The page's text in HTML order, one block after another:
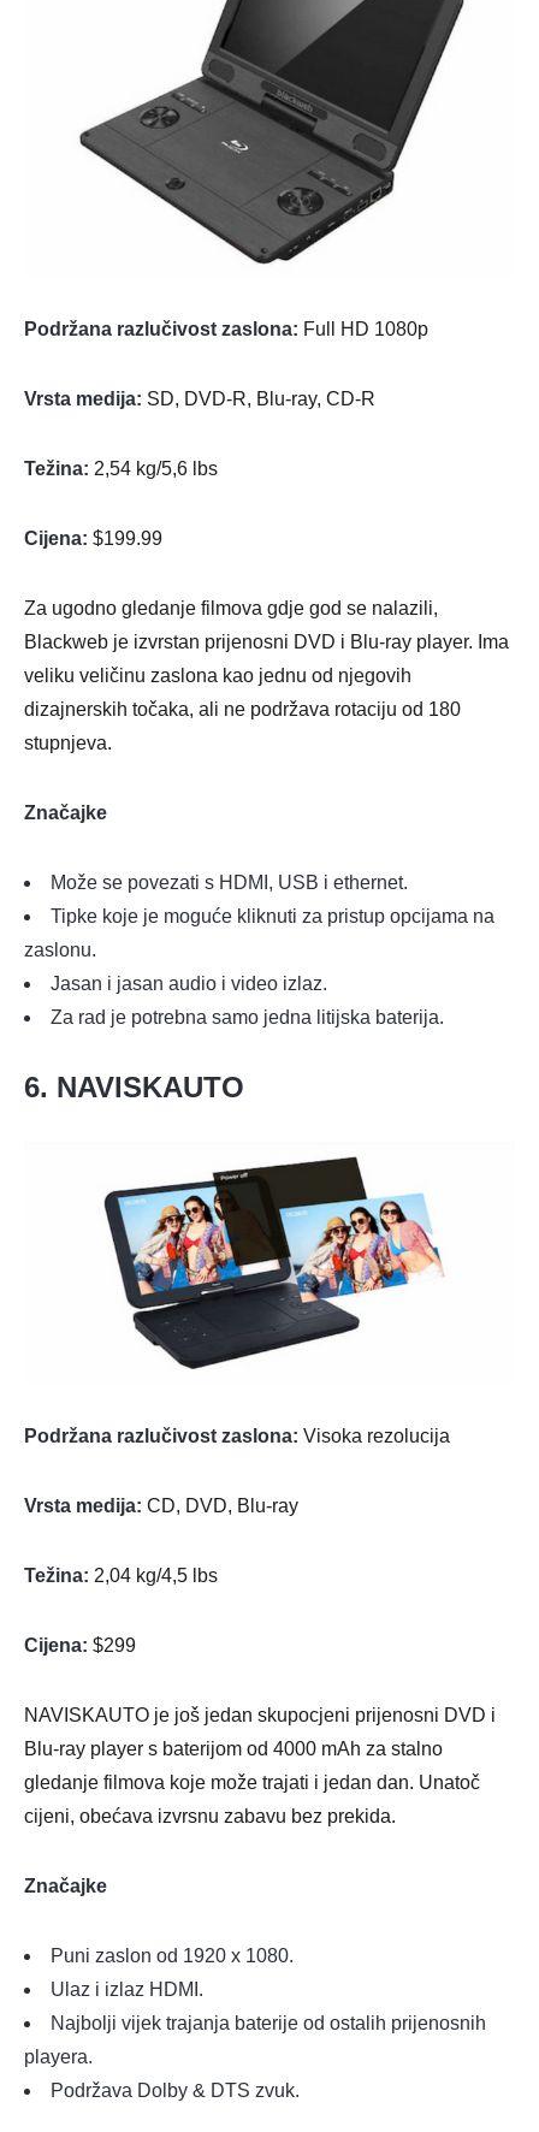
Podržana razlučivost zaslona: Full HD 1080p
Vrsta medija: SD, DVD-R, Blu-ray, CD-R
Težina: 2,54 kg/5,6 lbs
Cijena: $199.99
Za ugodno gledanje filmova gdje god se nalazili,
Blackweb je izvrstan prijenosni DVD i Blu-ray player. Ima
veliku veličinu zaslona kao jednu od njegovih
dizajnerskih točaka, ali ne podržava rotaciju od 180
stupnjeva.
Značajke
Može se povezati s HDMI, USB i ethernet.
Tipke koje je moguće kliknuti za pristup opcijama na
zaslonu.
Jasan i jasan audio i video izlaz.
Za rad je potrebna samo jedna litijska baterija.
6. NAVISKAUTO
Podržana razlučivost zaslona: Visoka rezolucija
Vrsta medija: CD, DVD, Blu-ray
Težina: 2,04 kg/4,5 lbs
Cijena: $299
NAVISKAUTO je još jedan skupocjeni prijenosni DVD i
Blu-ray player s baterijom od 4000 mAh za stalno
gledanje filmova koje može trajati i jedan dan. Unatoč
cijeni, obećava izvrsnu zabavu bez prekida.
Značajke
Puni zaslon od 1920 x 1080.
Ulaz i izlaz HDMI.
Najbolji vijek trajanja baterije od ostalih prijenosnih
playera.
Podržava Dolby & DTS zvuk.